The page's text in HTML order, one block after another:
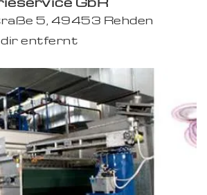
5, 49453 Rehden
dir entfernt